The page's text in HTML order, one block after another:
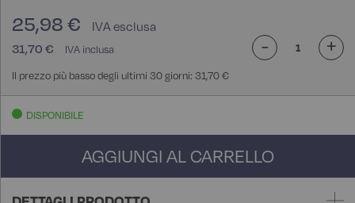
31,70 €
25,98 €
Il prezzo più basso degli ultimi 30 giorni: 31,70 €
- +
DISPONIBILE
AGGIUNGI AL CARRELLO